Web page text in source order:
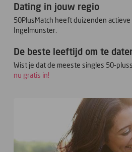
Dating in jouw regio
50PlusMatch heeft duizenden
Ingelmunster.
De beste leeftijd om te
Wist je dat de meeste singles 50-
nu gratis in!